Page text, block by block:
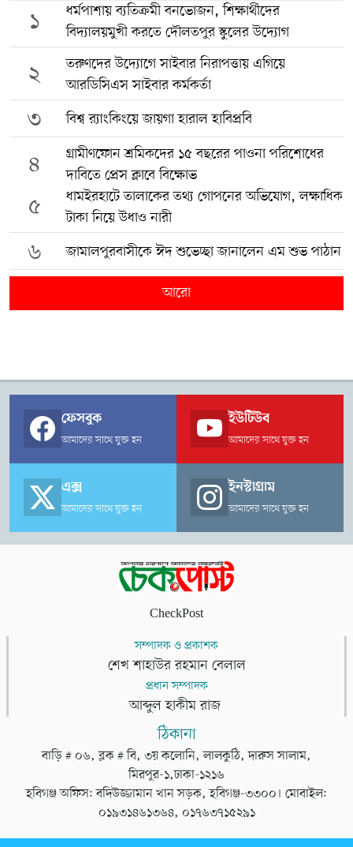
১
ধর্মপাশায় ব্যতিক্রমী বনভোজন, শিক্ষার্থীদের
বিদ্যালয়মুখী করতে দৌলতপুর স্কুলের উদ্যোগ
২
তরুণদের উদ্যোগে সাইবার নিরাপত্তায় এগিয়ে
আরডিসিএস সাইবার কর্মকর্তা
৩ বিশ্ব র‍্যাংকিংয়ে জায়গা হারাল হাবিপ্রবি
৪
গ্রামীণফোন শ্রমিকদের ১৫ বছরের পাওনা পরিশোধের
দাবিতে প্রেস ক্লাবে বিক্ষোভ
৫
ধামইরহাটে তালাকের তথ্য গোপনের অভিযোগ, লক্ষাধিক
টাকা নিয়ে উধাও নারী
৬ জামালপুরবাসীকে ঈদ শুভেচ্ছা জানালেন এম শুভ পাঠান
আরো
ফেসবুক
আমাদের সাথে যুক্ত হন
ইউটিউব
আমাদের সাথে যুক্ত হন
এক্স
আমাদের সাথে যুক্ত হন
ইনস্টাগ্রাম
আমাদের সাথে যুক্ত হন
CheckPost
সম্পাদক ও প্রকাশক
শেখ শাহাউর রহমান বেলাল
প্রধান সম্পাদক
আব্দুল হাকীম রাজ
ঠিকানা
বাড়ি # ০৬, ব্লক # বি, ৩য় কলোনি, লালকুঠি, দারুস সালাম,
মিরপুর-১,ঢাকা-১২১৬
হবিগঞ্জ অফিস: বদিউজ্জামান খান সড়ক, হবিগঞ্জ-৩৩০০। মোবাইল:
০১৯৩১৪৬১৩৬৪, ০১৭৬৩৭১৫২৯১